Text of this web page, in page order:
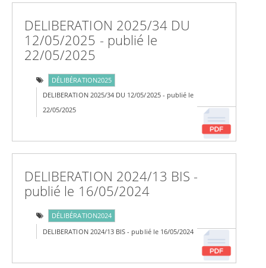
DELIBERATION 2025/34 DU
12/05/2025 - publié le
22/05/2025
DÉLIBÉRATION2025
DELIBERATION 2025/34 DU 12/05/2025 - publié le
22/05/2025
DELIBERATION 2024/13 BIS -
publié le 16/05/2024
DÉLIBÉRATION2024
DELIBERATION 2024/13 BIS - publié le 16/05/2024